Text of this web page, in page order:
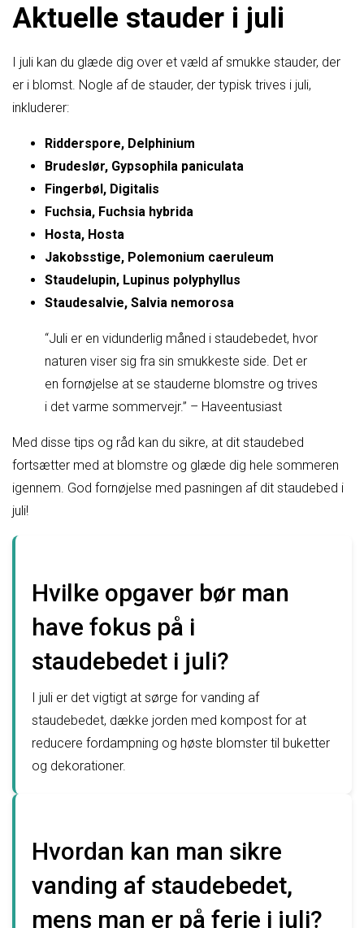
Aktuelle stauder i juli
I juli kan du glæde dig over et væld af smukke stauder, der
er i blomst. Nogle af de stauder, der typisk trives i juli,
inkluderer:
Ridderspore, Delphinium
Brudeslør, Gypsophila paniculata
Fingerbøl, Digitalis
Fuchsia, Fuchsia hybrida
Hosta, Hosta
Jakobsstige, Polemonium caeruleum
Staudelupin, Lupinus polyphyllus
Staudesalvie, Salvia nemorosa
“Juli er en vidunderlig måned i staudebedet, hvor
naturen viser sig fra sin smukkeste side. Det er
en fornøjelse at se stauderne blomstre og trives
i det varme sommervejr.” – Haveentusiast
Med disse tips og råd kan du sikre, at dit staudebed
fortsætter med at blomstre og glæde dig hele sommeren
igennem. God fornøjelse med pasningen af dit staudebed i
juli!
Hvilke opgaver bør man
have fokus på i
staudebedet i juli?
I juli er det vigtigt at sørge for vanding af
staudebedet, dække jorden med kompost for at
reducere fordampning og høste blomster til buketter
og dekorationer.
Hvordan kan man sikre
vanding af staudebedet,
mens man er på ferie i juli?